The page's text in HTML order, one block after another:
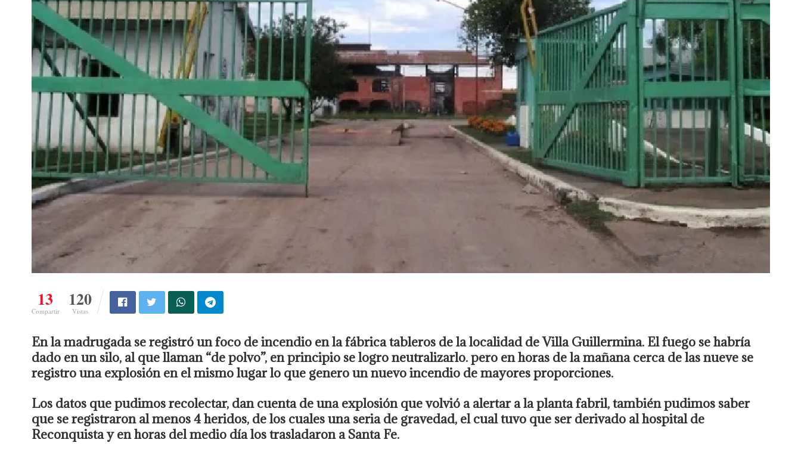
13
Compartir
120
Vistas
En la madrugada se registró un foco de incendio en la fábrica tableros de la localidad de Villa Guillermina. El fuego se habría
dado en un silo, al que llaman “de polvo”, en principio se logro neutralizarlo. pero en horas de la mañana cerca de las nueve se
registro una explosión en el mismo lugar lo que genero un nuevo incendio de mayores proporciones.
Los datos que pudimos recolectar, dan cuenta de una explosión que volvió a alertar a la planta fabril, también pudimos saber
que se registraron al menos 4 heridos, de los cuales una seria de gravedad, el cual tuvo que ser derivado al hospital de
Reconquista y en horas del medio día los trasladaron a Santa Fe.